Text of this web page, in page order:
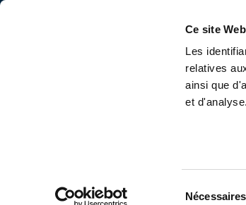
Ce site
Les
relatives
ainsi que
et d'analyse.
Nécessaires